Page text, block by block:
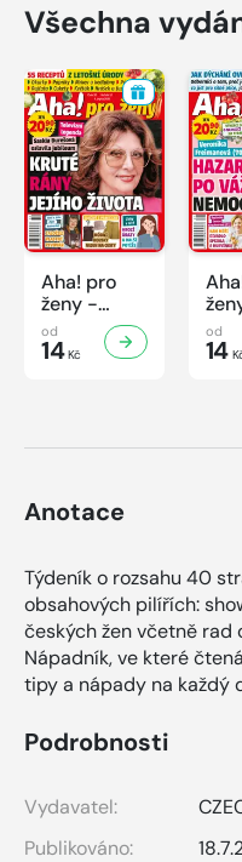
Všechna
Aha! pro
ženy -
32/2026
od
14Kč
31/
od
14
Anotace
Týdeník o rozsahu 40
obsahových pilířích:
českých žen včetně
Nápadník, ve které
tipy a nápady na každý
Podrobnosti
Vydavatel:
Publikováno: